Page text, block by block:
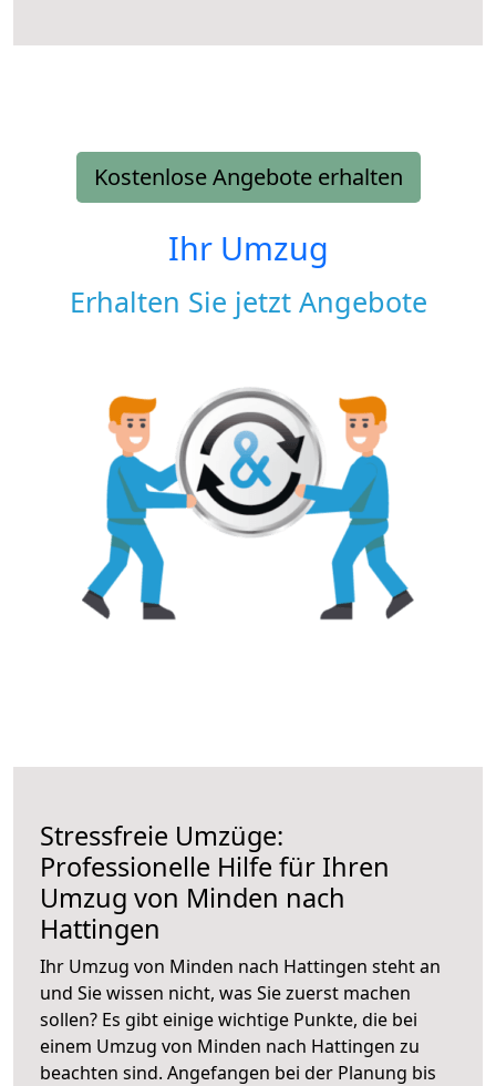
Kostenlose Angebote erhalten
Ihr Umzug
Erhalten Sie jetzt Angebote
Stressfreie Umzüge:
Professionelle Hilfe für Ihren
Umzug von Minden nach
Hattingen
Ihr Umzug von Minden nach Hattingen steht an
und Sie wissen nicht, was Sie zuerst machen
sollen? Es gibt einige wichtige Punkte, die bei
einem Umzug von Minden nach Hattingen zu
beachten sind. Angefangen bei der Planung bis